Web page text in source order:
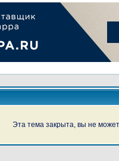
Эта тема закрыта, вы не